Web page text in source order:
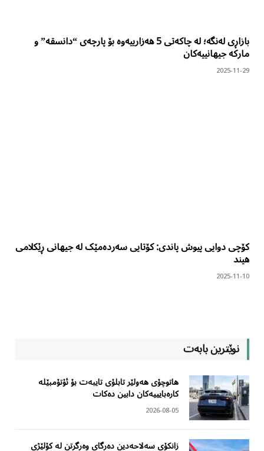
بازاڕی لەنگە؛ لە چاکەتی 5 هەزارییەوە بۆ پارچەی “دانسقە” و
مارکە جیهانییەکان
2025-11-29
کۆچی دوایی پیوش پاندی: کۆتایی سەردەمێک لە جیهانی ڕێکلامی
هیند
2025-11-10
نوێترین بابەت
هاتوچۆی هەولێر تابلۆی تایبەت بۆ ئۆتۆمبێلە
کارەبایییەکان دابین دەکات
2026-08-05
زانکۆی سەلاحەدین دەرگای وەرگرتن لە کۆلێژی